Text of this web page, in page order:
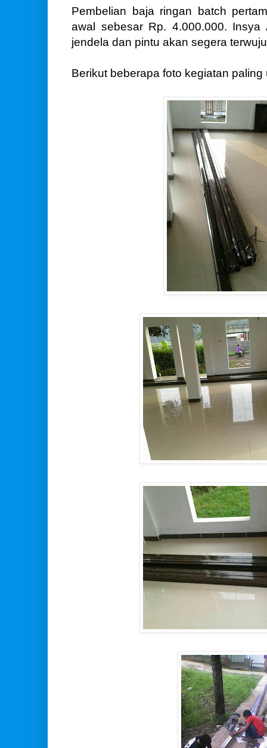
Pembelian baja ringan batch
awal sebesar Rp. 4.000.000. Insya
jendela dan pintu akan segera
Berikut beberapa foto kegiatan